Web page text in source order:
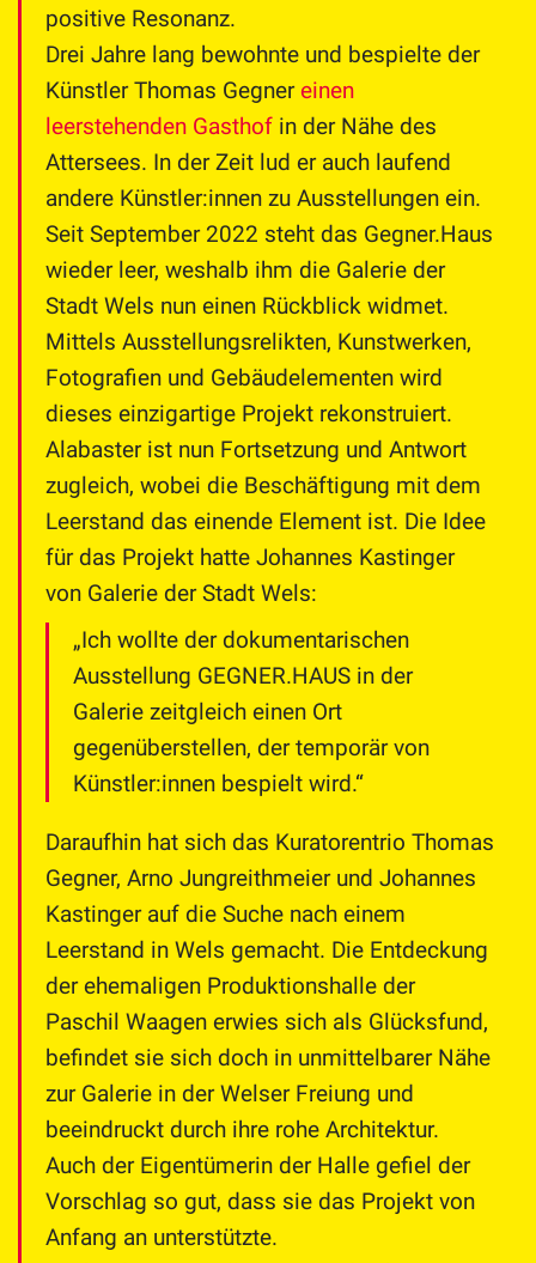
positive Resonanz.
Drei Jahre lang bewohnte und bespielte der
Künstler Thomas Gegnereinen
leerstehenden Gasthof in der Nähe des
Attersees. In der Zeit lud er auch laufend
andere Künstler:innen zu Ausstellungen ein.
Seit September 2022 steht das Gegner.Haus
wieder leer, weshalb ihm die Galerie der
Stadt Wels nun einen Rückblick widmet.
Mittels Ausstellungsrelikten, Kunstwerken,
Fotografien und Gebäudelementen wird
dieses einzigartige Projekt rekonstruiert.
Alabaster ist nun Fortsetzung und Antwort
zugleich, wobei die Beschäftigung mit dem
Leerstand das einende Element ist. Die Idee
für das Projekt hatte Johannes Kastinger
von Galerie der Stadt Wels:
„Ich wollte der dokumentarischen
Ausstellung GEGNER.HAUS in der
Galerie zeitgleich einen Ort
gegenüberstellen, der temporär von
Künstler:innen bespielt wird.“
Daraufhin hat sich das Kuratorentrio Thomas
Gegner, Arno Jungreithmeier und Johannes
Kastinger auf die Suche nach einem
Leerstand in Wels gemacht. Die Entdeckung
der ehemaligen Produktionshalle der
Paschil Waagen erwies sich als Glücksfund,
befindet sie sich doch in unmittelbarer Nähe
zur Galerie in der Welser Freiung und
beeindruckt durch ihre rohe Architektur.
Auch der Eigentümerin der Halle gefiel der
Vorschlag so gut, dass sie das Projekt von
Anfang an unterstützte.